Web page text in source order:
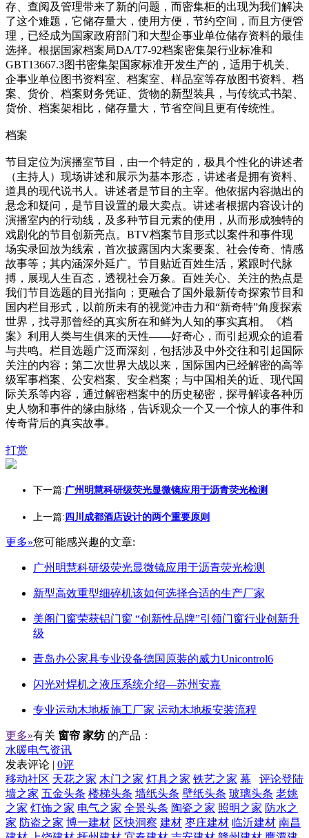
存、查阅及管理带来了新的问题，而密集柜的出现为我们解决
了这个难题，它储存量大，使用方便，节约空间，而且方便管
理，已经成为国家政府部门和大型企事业单位储存资料的最佳
选择。根据国家档案局DA/T7-92档案密集架行业标准和
GBT13667.3图书密集架国家标准开发生产的，适用于机关、
企事业单位图书资料室、档案室、样品室等存放图书资料、档
案、货价、档案财务凭证、货物的新型装具，与传统式书架、
货价、档案架相比，储存量大，节省空间且更有传统性。
档案
节目定位为演播室节目，由一个特定的，极具个性化的讲述者
（主持人）现场讲述和展示为基本形态，讲述者是拥有资料、
道具的现代说书人。讲述者是节目的主宰。他依据内容抛出的
悬念和疑问，是节目设置的最大卖点。讲述者根据内容设计的
演播室内的行动线，及多种节目元素的使用，从而形成独特的
戏剧化的节目创新亮点。BTV档案节目形式以案件和事件现
场实录回放为线索，首次披露国内大案要案、社会传奇、情感
故事等；其内涵深外延广。节目贴近百姓生活，紧跟时代脉
搏，展现人生百态，透视社会万象。百姓关心、关注的热点是
我们节目选题的目光指向；更融合了国外最新传奇探索节目和
国内栏目形式，以前所未有的视觉冲击力和“新奇特”角度探索
世界，找寻那曾经的真实所在和鲜为人知的事实真相。《档
案》利用人类与生俱来的天性——好奇心，而引起观众的追看
与共鸣。栏目选题广泛而深刻，包括涉及中外交往和引起国际
关注的内容；第二次世界大战以来，国际国内已经解密的高等
级军事档案、公安档案、安全档案；与中国相关的近、现代国
际关系等内容，通过解密档案中的历史秘密，探寻解读各种历
史人物和事件的缘由脉络，告诉观众一个又一个惊人的事件和
传奇背后的真实故事。
打赏
下一篇:广州明慧科研级荧光显微镜应用于沥青荧光检测
上一篇: 四川成都酒店设计的两个重要原则
更多»您可能感兴趣的文章:
广州明慧科研级荧光显微镜应用于沥青荧光检测
新型高效重型细碎机该如何选择合适的生产厂家
美阁门窗荣获铝门窗 “创新性品牌”引领门窗行业创新升
级
青岛办公家具专业设备德国原装的威力Unicontrol6
闪光对焊机之液压系统介绍—苏州安嘉
专业运动木地板施工厂家 运动木地板安装流程
更多»有关 窗帘 家纺 的产品：
水暖电气资讯
发表评论 | 0评
评论登陆
移动社区 天花之家 木门之家 灯具之家 铁艺之家 幕
墙之家 五金头条 楼梯头条 墙纸头条 壁纸头条 玻璃头条 老姚
之家 灯饰之家 电气之家 全景头条 陶瓷之家 照明之家 防水之
家 防盗之家 博一建材 区快洞察 建材 枣庄建材 临沂建材 南昌